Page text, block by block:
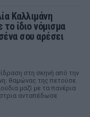
Καλλιμάνη
ίδιο νόμισμα
σου αρέσει
στη σκηνή από την
θαμώνας της πετούσε
μαζί με τα πανέρια
ανταπέδωσε